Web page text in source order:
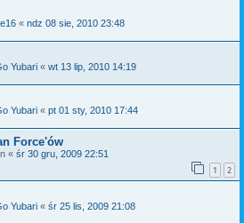
« ndz 08 sie, 2010 23:48
Yubari « wt 13 lip, 2010 14:19
Yubari « pt 01 sty, 2010 17:44
Force'ów
« śr 30 gru, 2009 22:51
1 2
Yubari « śr 25 lis, 2009 21:08